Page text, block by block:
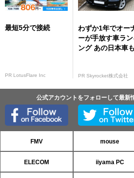
最短5分で接続
PR LotusFlare Inc
わずか1年でオー
ーが手放す車ラン
ング あの日本車も
PR Skyrocket株式会社
公式アカウントをフォローして最新
FMV mouse
ELECOM iiyama PC